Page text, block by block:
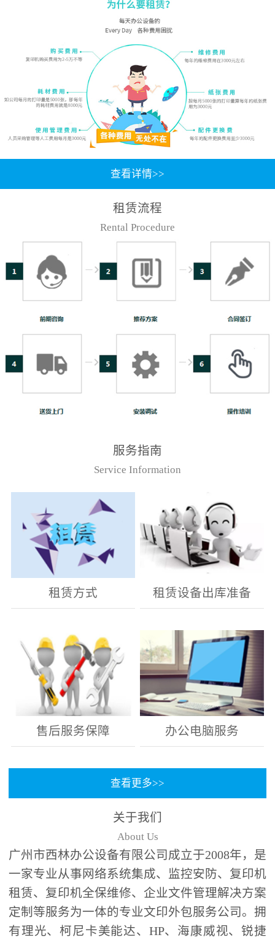
查看详情>>
租赁流程
Rental Procedure
服务指南
Service Information
租赁方式 租赁设备出库准备
售后服务保障 办公电脑服务
查看更多>>
关于我们
About Us
广州市西林办公设备有限公司成立于2008年，是
一家专业从事网络系统集成、监控安防、复印机
租赁、复印机全保维修、企业文件管理解决方案
定制等服务为一体的专业文印外包服务公司。拥
有理光、柯尼卡美能达、HP、海康威视、锐捷